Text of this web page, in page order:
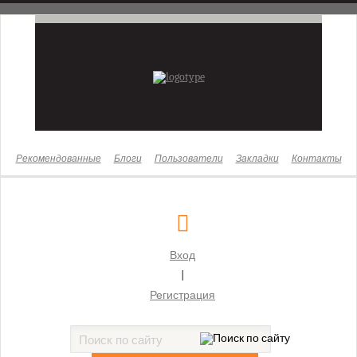
Новости
Бизнес
Здоровье
Бабушкинский районный суд г. Москвы
Басманный районный суд г. Москвы
Бутырский районный суд г. Москвы
Гагаринский районный суд г. Москвы
Головинский районный суд г. Москвы
Рекомендованные Блоги Пользователи Закладки Контакты
Вход
Регистрация